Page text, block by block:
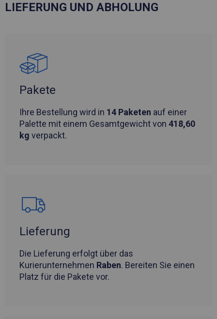
LIEFERUNG UND ABHOLUNG
Pakete
Ihre Bestellung wird in 14 Paketen auf einer
Palette mit einem Gesamtgewicht von 418,60
kg verpackt.
Lieferung
Die Lieferung erfolgt über das
Kurierunternehmen Raben. Bereiten Sie einen
Platz für die Pakete vor.